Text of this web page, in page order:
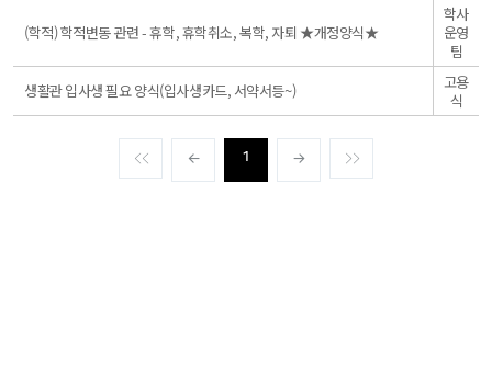
일
(학적) 학적변동 관련 - 휴학, 휴학취소, 복학, 자퇴 ★개정양식★
학사
운영
팀
일
생활관 입사생 필요 양식(입사생카드, 서약서등~)
고용
식
1